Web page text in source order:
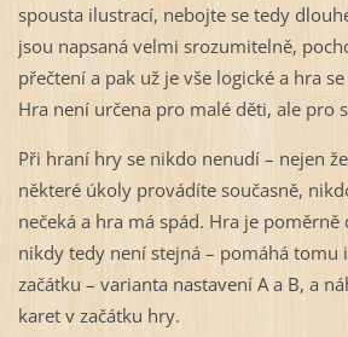
spousta ilustrací, nebojte se tedy
jsou napsaná velmi srozumitelně,
přečtení a pak už je vše logické a hra
Hra není určena pro malé děti, ale pro
Při hraní hry se nikdo nenudí – nejen
některé úkoly provádíte současně,
nečeká a hra má spád. Hra je
nikdy tedy není stejná – pomáhá tomu
začátku – varianta nastavení A a B, a
karet v začátku hry.